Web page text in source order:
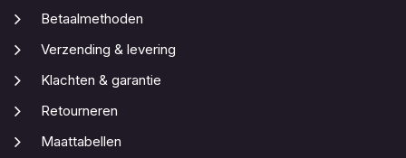
Betaalmethoden
Verzending & levering
Klachten & garantie
Retourneren
Maattabellen